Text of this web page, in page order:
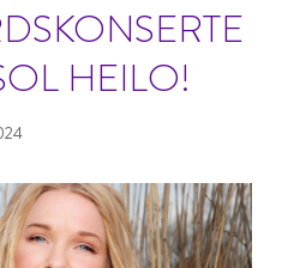
HEILO!